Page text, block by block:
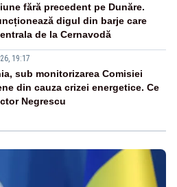
fără precedent pe Dunăre.
digul din barje care
de la Cernavodă
19:17
sub monitorizarea Comisiei
din cauza crizei energetice. Ce
Negrescu